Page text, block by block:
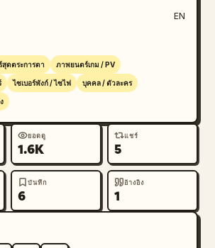
EN
ดตระการตา ภาพยนตร์เกม / PV
ไซเบอร์พังก์ / ไซไฟ บุคคล / ตัวละคร
ยอดดู
1.6K
แชร์
5
บันทึก
6
อ้างอิง
1